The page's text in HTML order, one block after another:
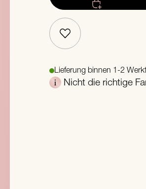
Lieferung binnen 1-2
Nicht die richtige